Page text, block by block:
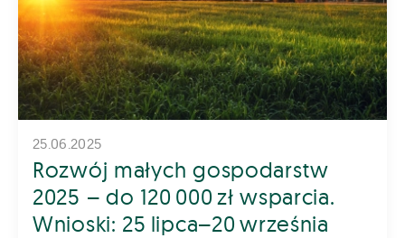
25.06.2025
Rozwój małych gospodarstw
2025 – do 120 000 zł wsparcia.
Wnioski: 25 lipca–20 września